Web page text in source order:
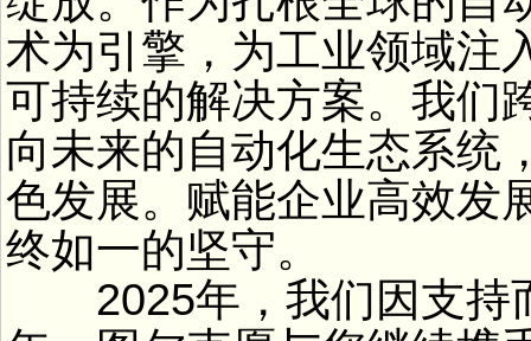
术为引擎，为工业领域注
可持续的解决方案。我们
向未来的自动化生态系统
色发展。赋能企业高效发
终如一的坚守。
2025年，我们因支持